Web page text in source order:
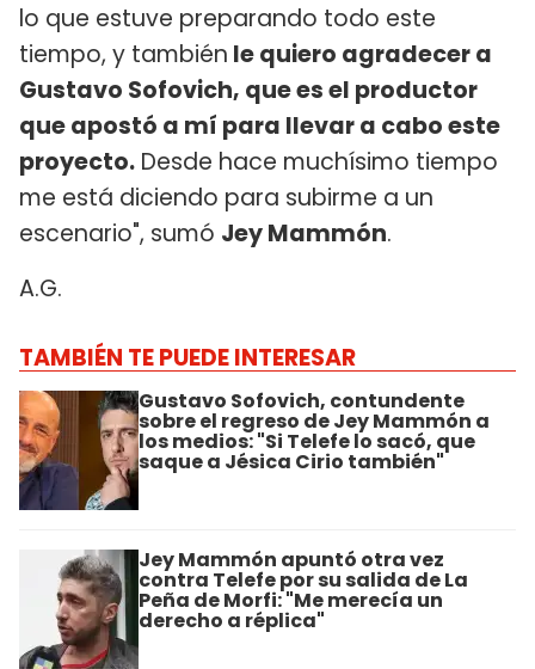
lo que estuve preparando todo este
tiempo, y también le quiero agradecer a
Gustavo Sofovich, que es el productor
que apostó a mí para llevar a cabo este
proyecto. Desde hace muchísimo tiempo
me está diciendo para subirme a un
escenario", sumó Jey Mammón.
A.G.
TAMBIÉN TE PUEDE INTERESAR
Gustavo Sofovich, contundente
sobre el regreso de Jey Mammón a
los medios: "Si Telefe lo sacó, que
saque a Jésica Cirio también"
Jey Mammón apuntó otra vez
contra Telefe por su salida de La
Peña de Morfi: "Me merecía un
derecho a réplica"